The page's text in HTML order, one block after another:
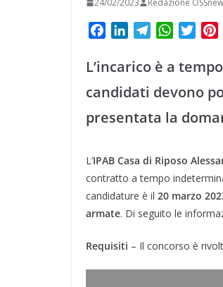
24/02/2023 Redazione
c
b
o
n
e
d
l
g
r
W
a
s
A
i
t
e
n
r
t
L’incarico è a
candidati devono
presentata la
L’IPAB Casa di Riposo
contratto a tempo
candidature è il 20 marzo
armate. Di seguito le
Requisiti – Il concorso è